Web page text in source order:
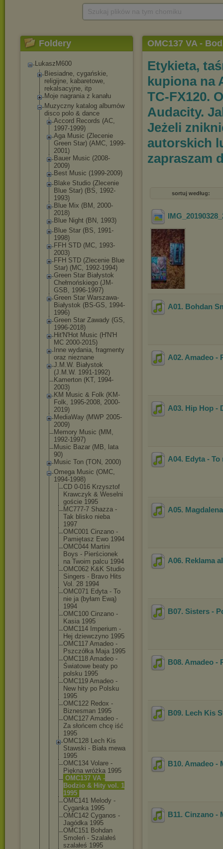
Foldery
LukaszM600
Biesiadne, cygańskie,
religijne, kabaretowe,
rekalsacyjne, itp
Moje nagrania z kanału
Muzyczny katalog albumów
disco polo & dance
Accord Records (AC,
1997-1999)
Aga Music (Zlecenie
Green Star) (AMC, 1999-
2001)
Bauer Music (2008-
2009)
Best Music (1999-2009)
Blake Studio (Zlecenie
Blue Star) (BS, 1992-
1993)
Blue Mix (BM, 2000-
2018)
Blue Night (BN, 1993)
Blue Star (BS, 1991-
1998)
FFH STD (MC, 1993-
2003)
FFH STD (Zlecenie Blue
Star) (MC, 1992-1994)
Green Star Białystok
Chełmońskiego (JM-
GSB, 1996-1997)
Green Star Warszawa-
Białystok (BS-GS, 1994-
1996)
Green Star Zawady (GS,
1996-2018)
Hit'N'Hot Music (H'N'H
MC 2000-2015)
Inne wydania, fragmenty
oraz nieznane
J.M.W. Białystok
(J.M.W. 1991-1992)
Kamerton (KT, 1994-
2003)
KM Music & Folk (KM-
Folk, 1995-2008, 2000-
2019)
MediaWay (MWP 2005-
2009)
Memory Music (MM,
1992-1997)
Music Bazar (MB, lata
90)
Music Ton (TON, 2000)
Omega Music (OMC,
1994-1998)
CD 0-016 Krzysztof
Krawczyk & Weselni
goście 1995
MC777-7 Shazza -
Tak blisko nieba
1997
OMC001 Cinzano -
Pamiętasz Ewo 1994
OMC044 Martini
Boys - Pierścionek
na Twoim palcu 1994
OMC062 K&K Studio
Singers - Bravo Hits
Vol. 28 1994
OMC071 Edyta - To
nie ja (byłam Ewą)
1994
OMC100 Cinzano -
Kasia 1995
OMC114 Imperium -
Hej dziewczyno 1995
OMC117 Amadeo -
Pszczółka Maja 1995
OMC118 Amadeo -
Światowe beaty po
polsku 1995
OMC119 Amadeo -
New hity po Polsku
1995
OMC122 Redox -
Biznesman 1995
OMC127 Amadeo -
Za słońcem chcę iść
1995
OMC128 Lech Kis
Stawski - Biała mewa
1995
OMC134 Volare -
Piękna wróżka 1995
OMC137 VA -
Bodzio & Hity vol. 1
1995
OMC141 Melody -
Cyganka 1995
OMC142 Cyganos -
Jagódka 1995
OMC151 Bohdan
Smoleń - Szalałeś
szalałeś 1995
OMC137 VA -
Etykieta,
kupiona na
TC-FX120.
Audacity.
Jeżeli
autorskich
zapraszam
sortuj według:
A01. Bohdan
A02. Amadeo -
A03. Hip Hop -
A04. Edyta - To
A05.
A06. Reklama
B07. Sisters -
B08. Amadeo -
B09. Lech Kis
B10. Amadeo -
B11. Cinzano -